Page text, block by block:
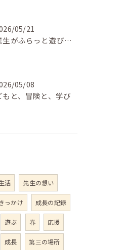
05/21
卒業生がふらっと遊びに来てくれました
05/08
もと、冒険と、学び
活 先生の想い
っかけ 成長の記録
遊ぶ 春 応援
成長 第三の場所